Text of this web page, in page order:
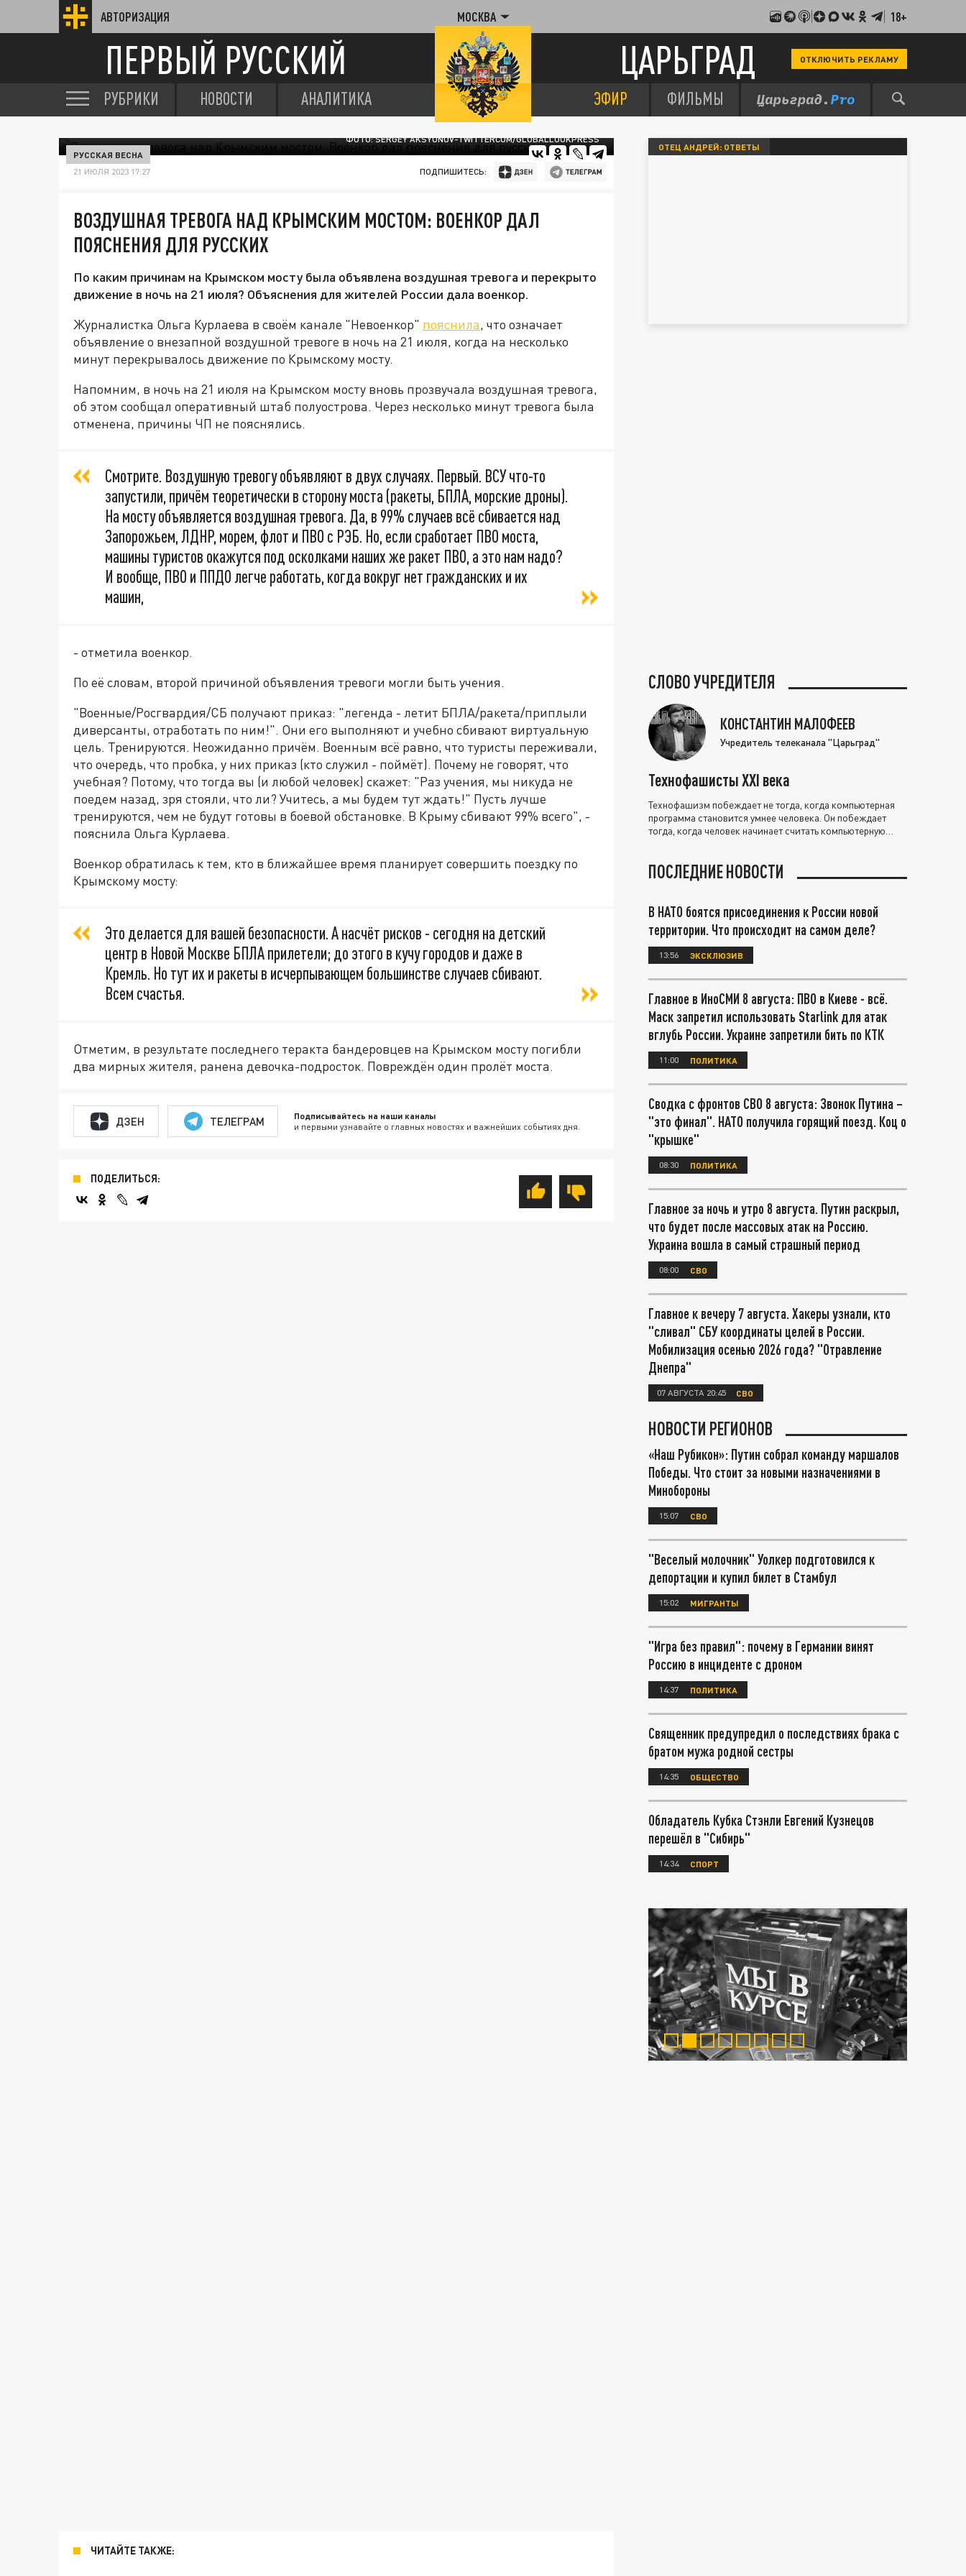
АВТОРИЗАЦИЯ МОСКВА 18+
ПЕРВЫЙ РУССКИЙ ЦАРЬГРАД ОТКЛЮЧИТЬ РЕКЛАМУ
РУБРИКИ НОВОСТИ АНАЛИТИКА ЭФИР ФИЛЬМЫ
ФОТО: SERGEY AKSYONOV-TWITTERCOM/GLOBALLOOKPRESS
РУССКАЯ ВЕСНА
21 ИЮЛЯ 2023 17:27 ПОДПИШИТЕСЬ:
ВОЗДУШНАЯ ТРЕВОГА НАД КРЫМСКИМ МОСТОМ: ВОЕНКОР ДАЛ
ПОЯСНЕНИЯ ДЛЯ РУССКИХ
По каким причинам на Крымском мосту была объявлена воздушная тревога и перекрыто
движение в ночь на 21 июля? Объяснения для жителей России дала военкор.
Журналистка Ольга Курлаева в своём канале "Невоенкор" пояснила, что означает
объявление о внезапной воздушной тревоге в ночь на 21 июля, когда на несколько
минут перекрывалось движение по Крымскому мосту.
Напомним, в ночь на 21 июля на Крымском мосту вновь прозвучала воздушная тревога,
об этом сообщал оперативный штаб полуострова. Через несколько минут тревога была
отменена, причины ЧП не пояснялись.
Смотрите. Воздушную тревогу объявляют в двух случаях. Первый. ВСУ что-то
запустили, причём теоретически в сторону моста (ракеты, БПЛА, морские дроны).
На мосту объявляется воздушная тревога. Да, в 99% случаев всё сбивается над
Запорожьем, ЛДНР, морем, флот и ПВО с РЭБ. Но, если сработает ПВО моста,
машины туристов окажутся под осколками наших же ракет ПВО, а это нам надо?
И вообще, ПВО и ППДО легче работать, когда вокруг нет гражданских и их
машин,
- отметила военкор.
По её словам, второй причиной объявления тревоги могли быть учения.
"Военные/Росгвардия/СБ получают приказ: "легенда - летит БПЛА/ракета/приплыли
диверсанты, отработать по ним!". Они его выполняют и учебно сбивают виртуальную
цель. Тренируются. Неожиданно причём. Военным всё равно, что туристы переживали,
что очередь, что пробка, у них приказ (кто служил - поймёт). Почему не говорят, что
учебная? Потому, что тогда вы (и любой человек) скажет: "Раз учения, мы никуда не
поедем назад, зря стояли, что ли? Учитесь, а мы будем тут ждать!" Пусть лучше
тренируются, чем не будут готовы в боевой обстановке. В Крыму сбивают 99% всего", -
пояснила Ольга Курлаева.
Военкор обратилась к тем, кто в ближайшее время планирует совершить поездку по
Крымскому мосту:
Это делается для вашей безопасности. А насчёт рисков - сегодня на детский
центр в Новой Москве БПЛА прилетели; до этого в кучу городов и даже в
Кремль. Но тут их и ракеты в исчерпывающем большинстве случаев сбивают.
Всем счастья.
Отметим, в результате последнего теракта бандеровцев на Крымском мосту погибли
два мирных жителя, ранена девочка-подросток. Повреждён один пролёт моста.
ДЗЕН ТЕЛЕГРАМ Подписывайтесь на наши каналы
и первыми узнавайте о главных новостях и важнейших событиях дня.
ПОДЕЛИТЬСЯ:
ЧИТАЙТЕ ТАКЖЕ:
ОТЕЦ АНДРЕЙ: ОТВЕТЫ
СЛОВО УЧРЕДИТЕЛЯ
КОНСТАНТИН МАЛОФЕЕВ
Учредитель телеканала "Царьград"
Технофашисты XXI века
Технофашизм побеждает не тогда, когда компьютерная
программа становится умнее человека. Он побеждает
тогда, когда человек начинает считать компьютерную
ПОСЛЕДНИЕ НОВОСТИ
В НАТО боятся присоединения к России новой
территории. Что происходит на самом деле?
13:56 ЭКСКЛЮЗИВ
Главное в ИноСМИ 8 августа: ПВО в Киеве - всё.
Маск запретил использовать Starlink для атак
вглубь России. Украине запретили бить по КТК
11:00 ПОЛИТИКА
Сводка с фронтов СВО 8 августа: Звонок Путина –
"это финал". НАТО получила горящий поезд. Коц о
"крышке"
08:30 ПОЛИТИКА
Главное за ночь и утро 8 августа. Путин раскрыл,
что будет после массовых атак на Россию.
Украина вошла в самый страшный период
08:00 СВО
Главное к вечеру 7 августа. Хакеры узнали, кто
"сливал" СБУ координаты целей в России.
Мобилизация осенью 2026 года? "Отравление
Днепра"
07 АВГУСТА 20:45 СВО
НОВОСТИ РЕГИОНОВ
«Наш Рубикон»: Путин собрал команду маршалов
Победы. Что стоит за новыми назначениями в
Минобороны
15:07 СВО
"Веселый молочник" Уолкер подготовился к
депортации и купил билет в Стамбул
15:02 МИГРАНТЫ
"Игра без правил": почему в Германии винят
Россию в инциденте с дроном
14:37 ПОЛИТИКА
Священник предупредил о последствиях брака с
братом мужа родной сестры
14:35 ОБЩЕСТВО
Обладатель Кубка Стэнли Евгений Кузнецов
перешёл в "Сибирь"
14:34 СПОРТ